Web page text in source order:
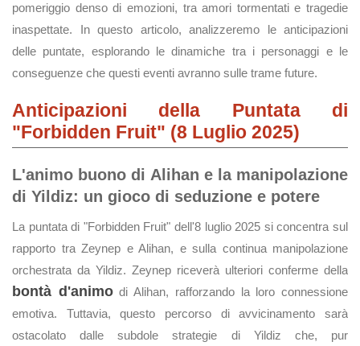
pomeriggio denso di emozioni, tra amori tormentati e tragedie
inaspettate. In questo articolo, analizzeremo le anticipazioni
delle puntate, esplorando le dinamiche tra i personaggi e le
conseguenze che questi eventi avranno sulle trame future.
Anticipazioni della Puntata di
"Forbidden Fruit" (8 Luglio 2025)
L'animo buono di Alihan e la manipolazione
di Yildiz: un gioco di seduzione e potere
La puntata di "Forbidden Fruit" dell'8 luglio 2025 si concentra sul
rapporto tra Zeynep e Alihan, e sulla continua manipolazione
orchestrata da Yildiz. Zeynep riceverà ulteriori conferme della
bontà d'animodi Alihan, rafforzando la loro connessione
emotiva. Tuttavia, questo percorso di avvicinamento sarà
ostacolato dalle subdole strategie di Yildiz che, pur